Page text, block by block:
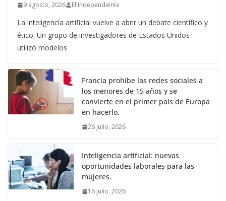
9 agosto, 2026 El Independiente
La inteligencia artificial vuelve a abrir un debate científico y
ético. Un grupo de investigadores de Estados Unidos
utilizó modelos
Francia prohíbe las redes sociales a
los menores de 15 años y se
convierte en el primer país de Europa
en hacerlo.
26 julio, 2026
Inteligencia artificial: nuevas
oportunidades laborales para las
mujeres.
16 julio, 2026